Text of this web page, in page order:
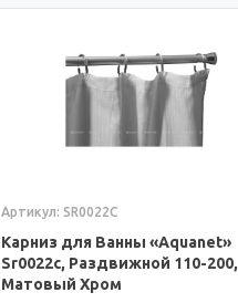
Артикул: SR0022C
Карниз для Ванны «Aquanet»
Sr0022c, Раздвижной 110-200,
Матовый Хром